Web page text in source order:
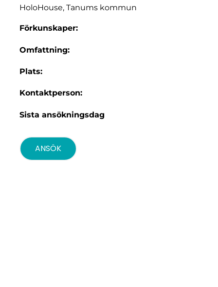
HoloHouse, Tanums kommun
Förkunskaper:
Omfattning:
Plats:
Kontaktperson:
Sista ansökningsdag
ANSÖK